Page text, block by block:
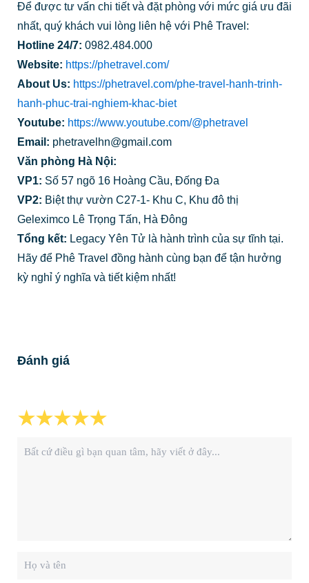
Để được tư vấn chi tiết và đặt phòng với mức giá ưu đãi
nhất, quý khách vui lòng liên hệ với Phê Travel:
Hotline 24/7: 0982.484.000
Website: https://phetravel.com/
About Us: https://phetravel.com/phe-travel-hanh-trinh-
hanh-phuc-trai-nghiem-khac-biet
Youtube: https://www.youtube.com/@phetravel
Email: phetravelhn@gmail.com
Văn phòng Hà Nội:
VP1: Số 57 ngõ 16 Hoàng Cầu, Đống Đa
VP2: Biệt thự vườn C27-1- Khu C, Khu đô thị
Geleximco Lê Trọng Tấn, Hà Đông
Tổng kết: Legacy Yên Tử là hành trình của sự tĩnh tại.
Hãy để Phê Travel đồng hành cùng bạn để tận hưởng
kỳ nghỉ ý nghĩa và tiết kiệm nhất!
Đánh giá